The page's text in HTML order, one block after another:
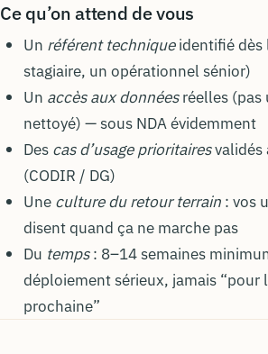
Ce qu’on attend de vous
Un référent techniqueidentifié dès
stagiaire, un opérationnel sénior)
Un accès aux donnéesréelles (pas
nettoyé) — sous NDA évidemment
Des cas d’usage prioritairesvalidés
(CODIR / DG)
Une culture du retour terrain: vos
disent quand ça ne marche pas
Du temps: 8–14 semaines
déploiement sérieux, jamais “pour
prochaine”